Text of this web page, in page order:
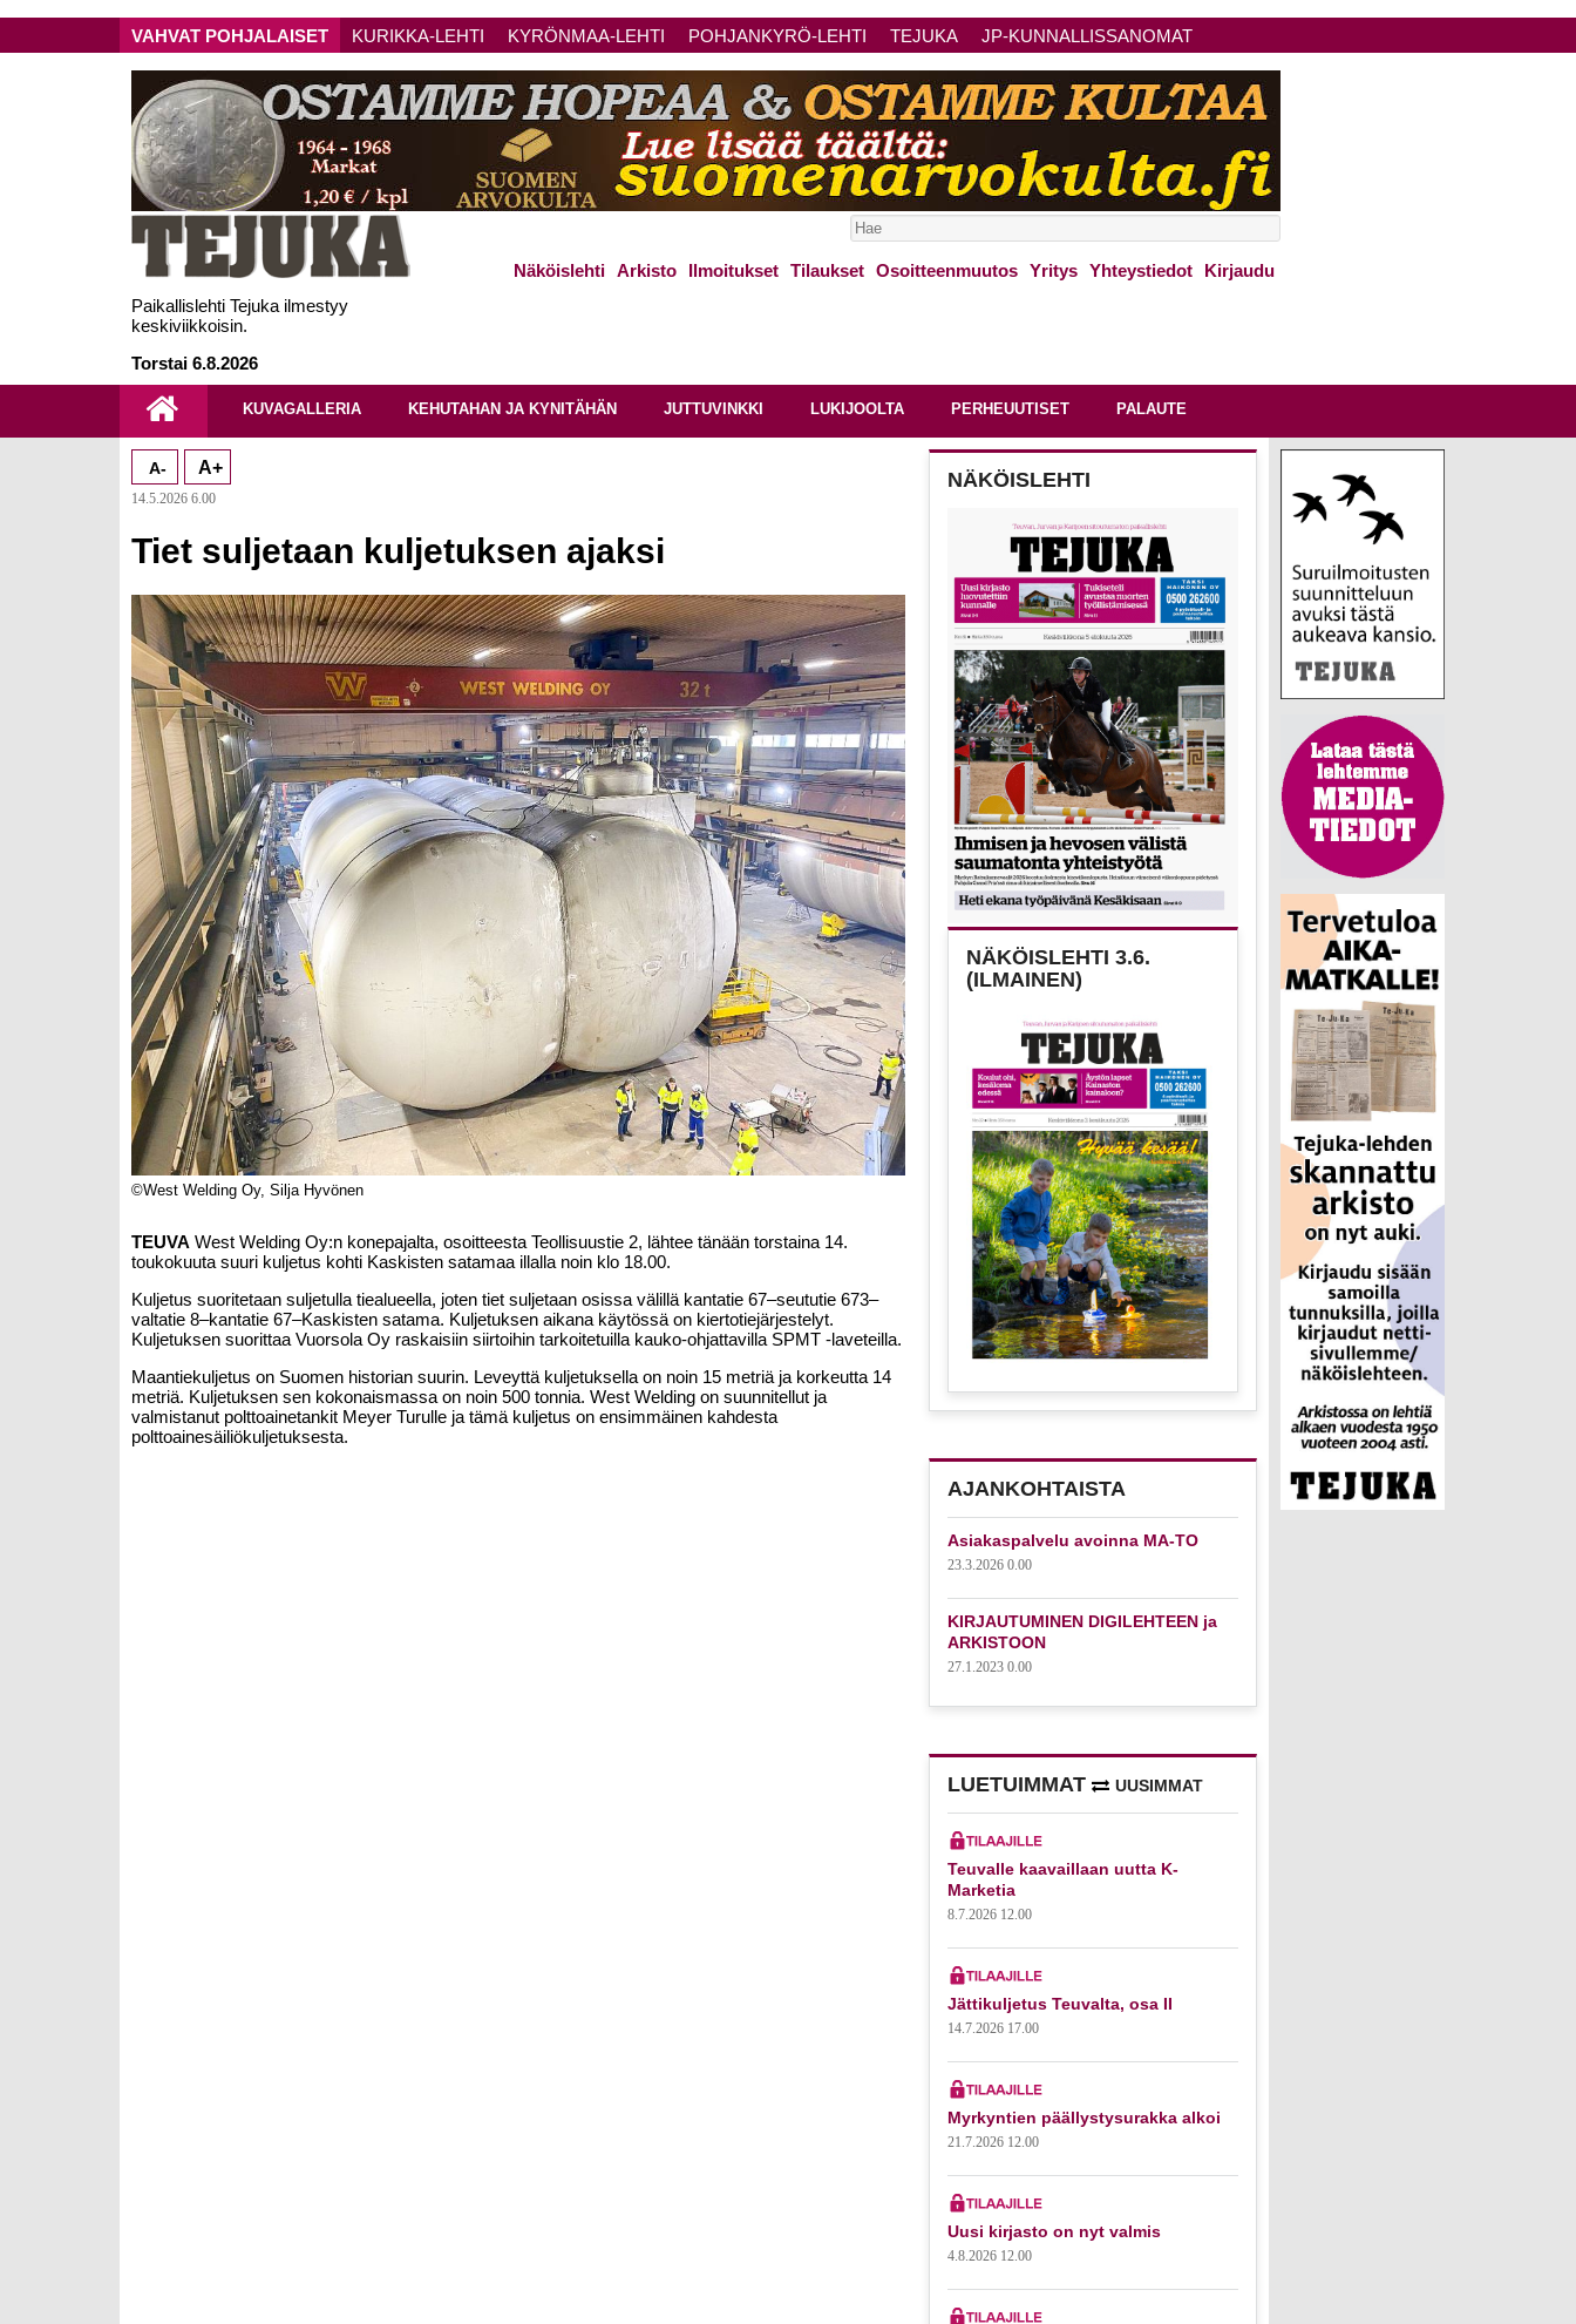
VAHVAT POHJALAISET KURIKKA-LEHTI KYRÖNMAA-LEHTI POHJANKYRÖ-LEHTI TEJUKA JP-KUNNALLISSANOMAT
Paikallislehti Tejuka ilmestyy
keskiviikkoisin.
Torstai 6.8.2026
Näköislehti Arkisto Ilmoitukset Tilaukset Osoitteenmuutos Yritys Yhteystiedot Kirjaudu
KUVAGALLERIA KEHUTAHAN JA KYNITÄHÄN JUTTUVINKKI LUKIJOOLTA PERHEUUTISET PALAUTE
A- A+
14.5.2026 6.00
Tiet suljetaan kuljetuksen ajaksi
©West Welding Oy, Silja Hyvönen
TEUVA West Welding Oy:n konepajalta, osoitteesta Teollisuustie 2, lähtee tänään torstaina 14.
toukokuuta suuri kuljetus kohti Kaskisten satamaa illalla noin klo 18.00.
Kuljetus suoritetaan suljetulla tiealueella, joten tiet suljetaan osissa välillä kantatie 67–seututie 673–
valtatie 8–kantatie 67–Kaskisten satama. Kuljetuksen aikana käytössä on kiertotiejärjestelyt.
Kuljetuksen suorittaa Vuorsola Oy raskaisiin siirtoihin tarkoitetuilla kauko-ohjattavilla SPMT -laveteilla.
Maantiekuljetus on Suomen historian suurin. Leveyttä kuljetuksella on noin 15 metriä ja korkeutta 14
metriä. Kuljetuksen sen kokonaismassa on noin 500 tonnia. West Welding on suunnitellut ja
valmistanut polttoainetankit Meyer Turulle ja tämä kuljetus on ensimmäinen kahdesta
polttoainesäiliökuljetuksesta.
NÄKÖISLEHTI
NÄKÖISLEHTI 3.6.
(ILMAINEN)
AJANKOHTAISTA
Asiakaspalvelu avoinna MA-TO
23.3.2026 0.00
KIRJAUTUMINEN DIGILEHTEEN ja
ARKISTOON
27.1.2023 0.00
LUETUIMMAT UUSIMMAT
Teuvalle kaavaillaan uutta K-
Marketia
8.7.2026 12.00
Jättikuljetus Teuvalta, osa II
14.7.2026 17.00
Myrkyntien päällystysurakka alkoi
21.7.2026 12.00
Uusi kirjasto on nyt valmis
4.8.2026 12.00